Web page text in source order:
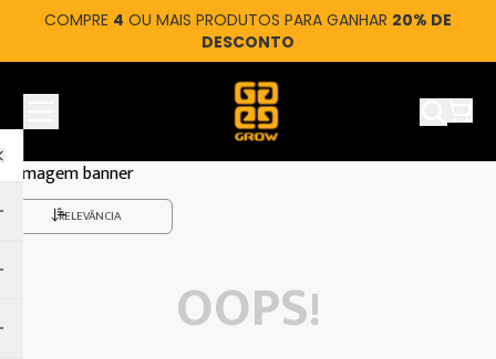
COMPRE 4 OU MAIS PRODUTOS PARA GANHAR 20% DE
DESCONTO
Ver
RELEVÂNCIA
OOPS!